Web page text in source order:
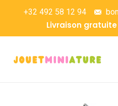
+32 492 58 12 94
Livraison